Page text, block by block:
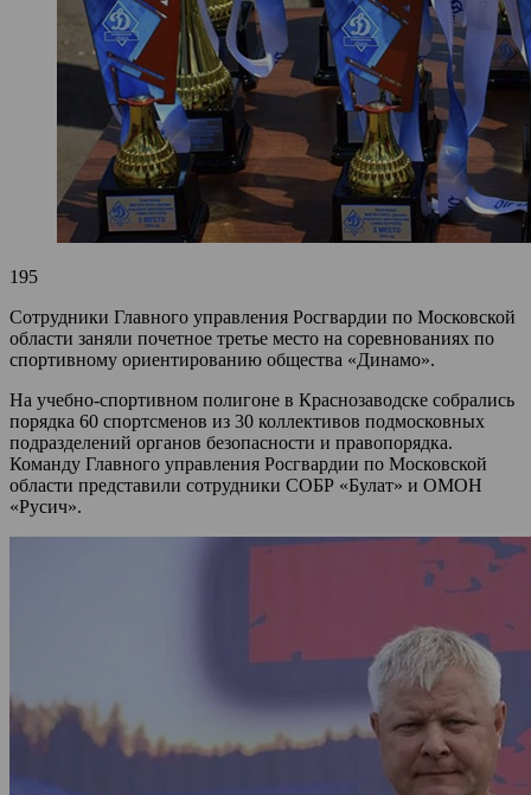
195
Сотрудники Главного управления Росгвардии по Московской
области заняли почетное третье место на соревнованиях по
спортивному ориентированию общества «Динамо».
На учебно-спортивном полигоне в Краснозаводске собрались
порядка 60 спортсменов из 30 коллективов подмосковных
подразделений органов безопасности и правопорядка.
Команду Главного управления Росгвардии по Московской
области представили сотрудники СОБР «Булат» и ОМОН
«Русич».